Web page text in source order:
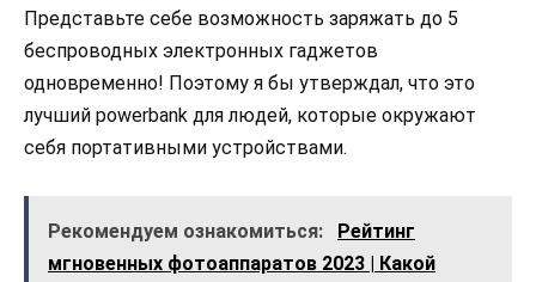
Представьте себе возможность заряжать до 5
беспроводных электронных гаджетов
одновременно! Поэтому я бы утверждал, что это
лучший powerbank для людей, которые окружают
себя портативными устройствами.
Рекомендуем ознакомиться:
Рейтинг
мгновенных фотоаппаратов 2023 | Какой